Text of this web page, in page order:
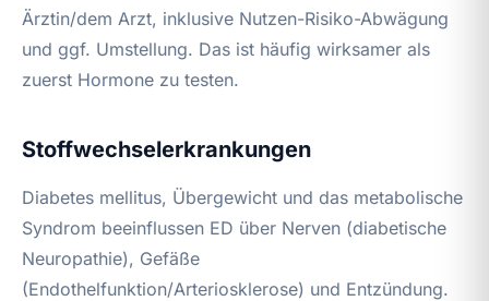
Ärztin/dem Arzt, inklusive Nutzen-Risiko-Abwägung
und ggf. Umstellung. Das ist häufig wirksamer als
zuerst Hormone zu testen.
Stoffwechselerkrankungen
Diabetes mellitus, Übergewicht und das metabolische
Syndrom beeinflussen ED über Nerven (diabetische
Neuropathie), Gefäße
(Endothelfunktion/Arteriosklerose) und Entzündung.